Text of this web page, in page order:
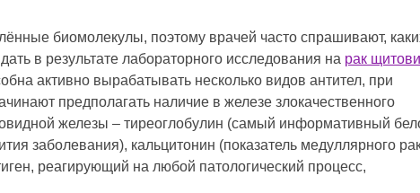
биомолекулы, поэтому врачей часто спрашивают,
в результате лабораторного исследования на рак
активно вырабатывать несколько видов антител, при
предполагать наличие в железе злокачественного
железы – тиреоглобулин (самый информативный
заболевания), кальцитонин (показатель медуллярного
реагирующий на любой патологический процесс,